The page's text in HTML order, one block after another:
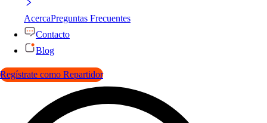
AcercaPreguntas Frecuentes
Contacto
Blog
Regístrate como Repartidor